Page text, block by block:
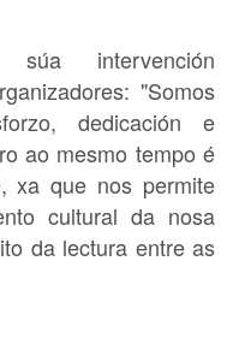
intervención
"Somos
dedicación e
ao mesmo tempo é
xa que nos permite
cultural da nosa
da lectura entre as